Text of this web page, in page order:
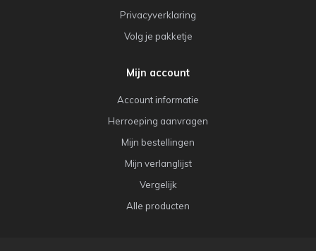
Privacyverklaring
Volg je pakketje
Mijn account
Account informatie
Herroeping aanvragen
Mijn bestellingen
Mijn verlanglijst
Vergelijk
Alle producten